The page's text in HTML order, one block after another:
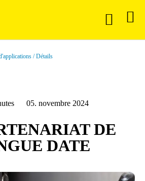
Détails
05. novembre 2024
DE
DATE